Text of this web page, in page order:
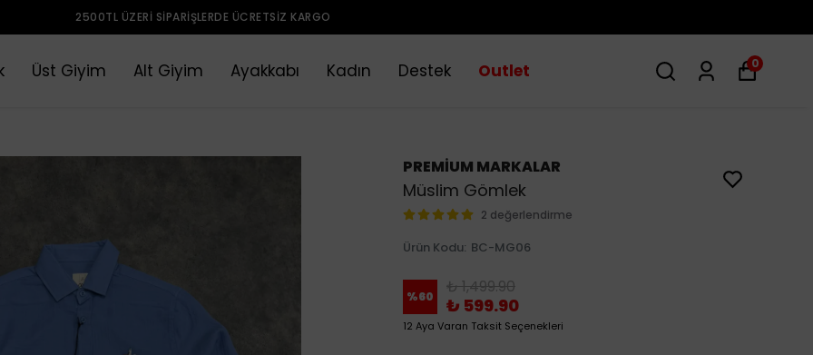
2500TL ÜZERI SIPARIŞLERDE ÜCRETSIZ KARGO
Üst Giyim Alt Giyim Ayakkabı Kadın Destek Outlet 0
PREMİUM MARKALAR
Müslim Gömlek
2 değerlendirme
Ürün Kodu: BC-MG06
%60 ₺ 1,499.90
₺ 599.90
12 Aya Varan Taksit Seçenekleri